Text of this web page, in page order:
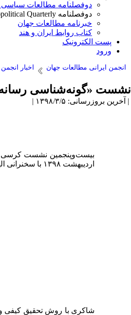
دوفصلنامه مطالعات سیاسی
دوفصلنامه World Sociopolitical Quarterly
خبرنامه مطالعات جهان
کتاب روابط ایران و هند
پست الکترونیک
ورود
انجمن ایرانی مطالعات جهان اخبار انجمن 7
نشست «گونه‌شناسی
| آخرین بروزرسانی: ۱۳۹۸/۳/۵ |
اردیبهشت ۱۳۹۸ با سخنرانی الهه شاکری داریانی، دانشجوی دکتری پژوهش هنر، پردیس هنرهای زیبای دانشگاه تهران، در تالار ایران دانشکده مطالعات جهان برگزار شد.
شاکری با روش تحقیق کیفی و